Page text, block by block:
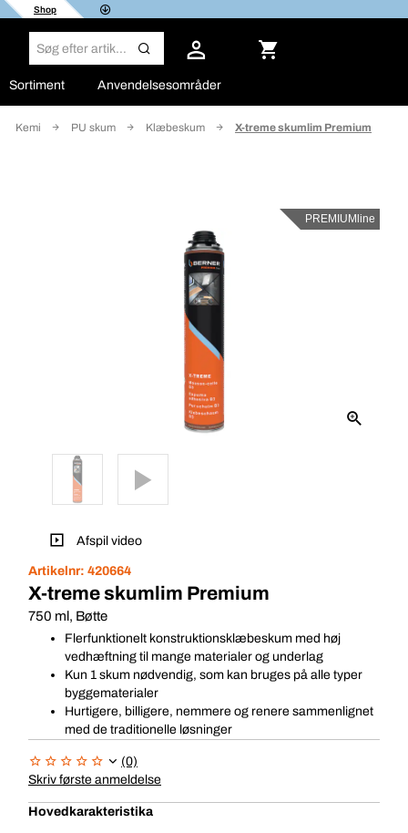
Shop
Sortiment Anvendelsesområder
Kemi PU skum Klæbeskum X-treme skumlim Premium
PREMIUMline
Afspil video
Artikelnr: 420664
X-treme skumlim Premium
750 ml, Bøtte
Flerfunktionelt konstruktionsklæbeskum med høj
vedhæftning til mange materialer og underlag
Kun 1 skum nødvendig, som kan bruges på alle typer
byggematerialer
Hurtigere, billigere, nemmere og renere sammenlignet
med de traditionelle løsninger
(0)
Skriv første anmeldelse
Hovedkarakteristika